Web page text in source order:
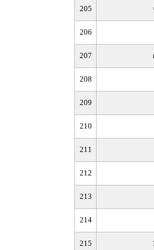
205
206
207
208
209
210
211
212
213
214
215